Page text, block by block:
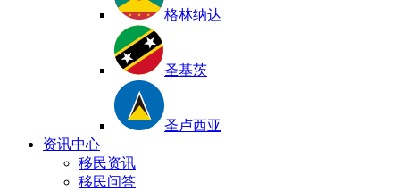
格林纳达
圣基茨
圣卢西亚
资讯中心
移民资讯
移民问答